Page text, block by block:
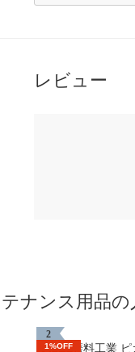
レビュー
ナンス用品
2
1%OFF